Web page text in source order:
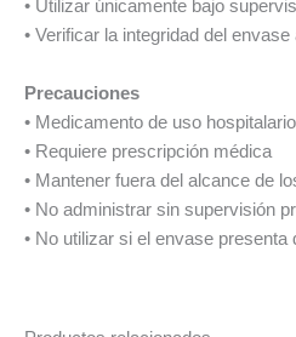
• Utilizar únicamente bajo
• Verificar la integridad del
Precauciones
• Medicamento de uso hospitalario
• Requiere prescripción médica
• Mantener fuera del alcance de
• No administrar sin supervisión
• No utilizar si el envase presenta